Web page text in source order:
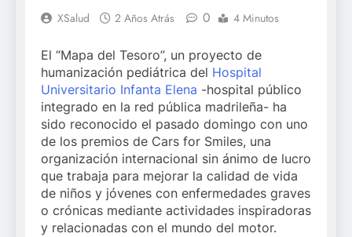
XSalud 2 Años Atrás 0 4 Minutos
El “Mapa del Tesoro”, un proyecto de
humanización pediátrica del Hospital
Universitario Infanta Elena -hospital público
integrado en la red pública madrileña- ha
sido reconocido el pasado domingo con uno
de los premios de Cars for Smiles, una
organización internacional sin ánimo de lucro
que trabaja para mejorar la calidad de vida
de niños y jóvenes con enfermedades graves
o crónicas mediante actividades inspiradoras
y relacionadas con el mundo del motor.